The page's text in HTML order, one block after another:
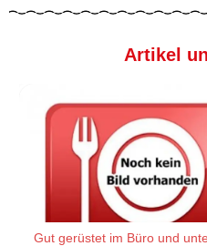
Artikel
Gut gerüstet im Büro und